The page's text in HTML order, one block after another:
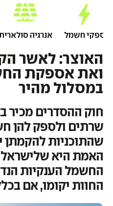
ספקי חשמל אנרגיה
ואת אספקת
במסלול מהיר
חוק ההסדרים מכיר
שרתים ולספק להן
שהתוכניות להקמתן
האמת היא שלישראל
החשמל הענקיות
החוות יקומו, אם בכלל,